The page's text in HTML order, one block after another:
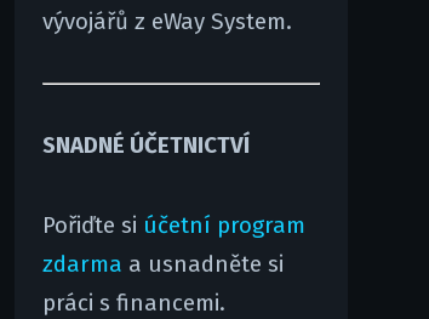
vývojářů z eWay System.
SNADNÉ ÚČETNICTVÍ
Pořiďte si účetní program
zdarma a usnadněte si
práci s financemi.